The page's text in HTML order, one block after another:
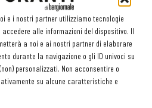
e i nostri partner utilizziamo tecnologie
alle informazioni del dispositivo. Il
a noi e ai nostri partner di elaborare
durante la navigazione o gli ID univoci su
personalizzati. Non acconsentire o
su alcune caratteristiche e
l’emozione di una finale Bocuse d’Or
che tenevo nel cassetto da una
Alessandro Bergamo
sarebbe stata difficile spuntarla
fatto un buon lavoro. Devo